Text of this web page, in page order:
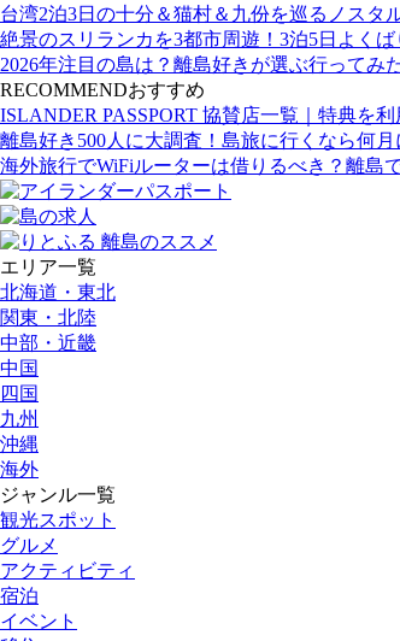
台湾2泊3日の十分＆猫村＆九份を巡るノスタ
絶景のスリランカを3都市周遊！3泊5日よく
2026年注目の島は？離島好きが選ぶ行ってみ
RECOMMENDおすすめ
ISLANDER PASSPORT 協賛店一覧｜特典を
離島好き500人に大調査！島旅に行くなら何
海外旅行でWiFiルーターは借りるべき？離島
エリア一覧
北海道・東北
関東・北陸
中部・近畿
中国
四国
九州
沖縄
海外
ジャンル一覧
観光スポット
グルメ
アクティビティ
宿泊
イベント